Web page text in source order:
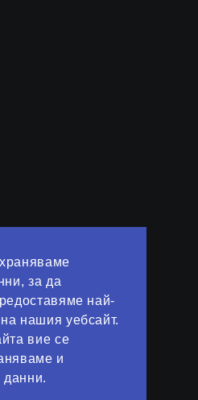
за да
най-
нашия уебсайт.
вие се
и